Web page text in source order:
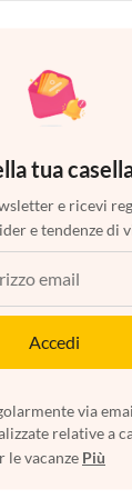
tua
e ricevi
e tendenze di
Accedi
via
relative a
le vacanze Più